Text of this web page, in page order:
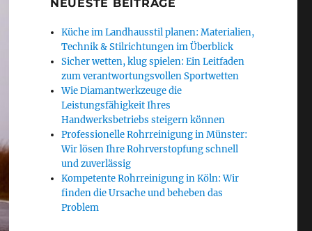
NEUESTE BEITRÄGE
Küche im Landhausstil planen: Materialien,
Technik & Stilrichtungen im Überblick
Sicher wetten, klug spielen: Ein Leitfaden
zum verantwortungsvollen Sportwetten
Wie Diamantwerkzeuge die
Leistungsfähigkeit Ihres
Handwerksbetriebs steigern können
Professionelle Rohrreinigung in Münster:
Wir lösen Ihre Rohrverstopfung schnell
und zuverlässig
Kompetente Rohrreinigung in Köln: Wir
finden die Ursache und beheben das
Problem